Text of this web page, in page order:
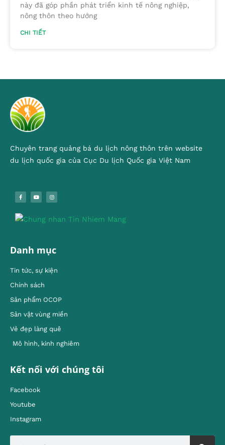
này đã góp phần phát triển kinh tế nông nghiệp,
nông thôn theo hướng
CHI TIẾT
Chuyên trang quảng bá du lịch nông thôn trên website
du lịch quốc gia của Cục Du lịch Quốc gia Việt Nam
Danh mục
Tin tức, sự kiện
Chính sách
Sản phẩm OCOP
Sản vật vùng miền
Vẻ đẹp làng quê
Mô hình, kinh nghiêm
Kết nối với chúng tôi
Facebook
Youtube
Instagram